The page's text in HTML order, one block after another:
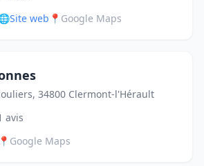
Site web 📍 Google Maps
34800 Clermont-l'Hérault
avis
📍 Google Maps